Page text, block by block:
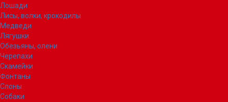
Лошади
Лисы, волки, крокодилы
Медведи
Лягушки
Обезьяны, олени
Черепахи
Скамейки
Фонтаны
Слоны
Собаки